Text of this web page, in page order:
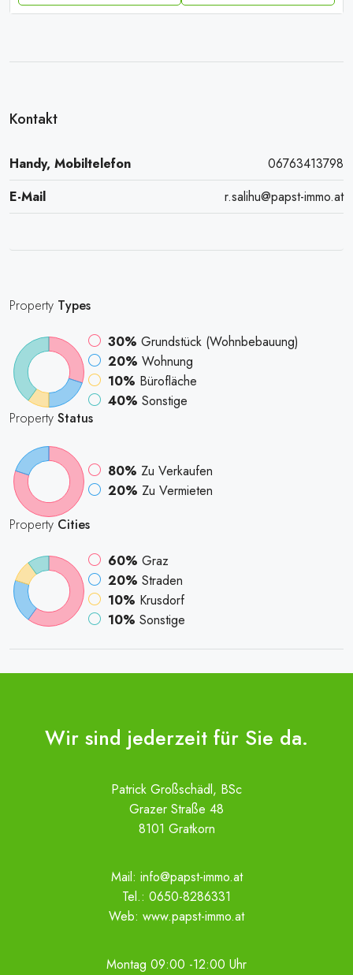
Kontakt
Handy, Mobiltelefon
06763413798
E-Mail
r.salihu@papst-immo.at
Property Types
30% Grundstück (Wohnbebauung)
20% Wohnung
10% Bürofläche
40% Sonstige
Property Status
80% Zu Verkaufen
20% Zu Vermieten
Property Cities
60% Graz
20% Straden
10% Krusdorf
10% Sonstige
Wir sind jederzeit für Sie da.
Patrick Großschädl, BSc
Grazer Straße 48
8101 Gratkorn
Mail: info@papst-immo.at
Tel.: 0650-8286331
Web: www.papst-immo.at
Montag 09:00 -12:00 Uhr